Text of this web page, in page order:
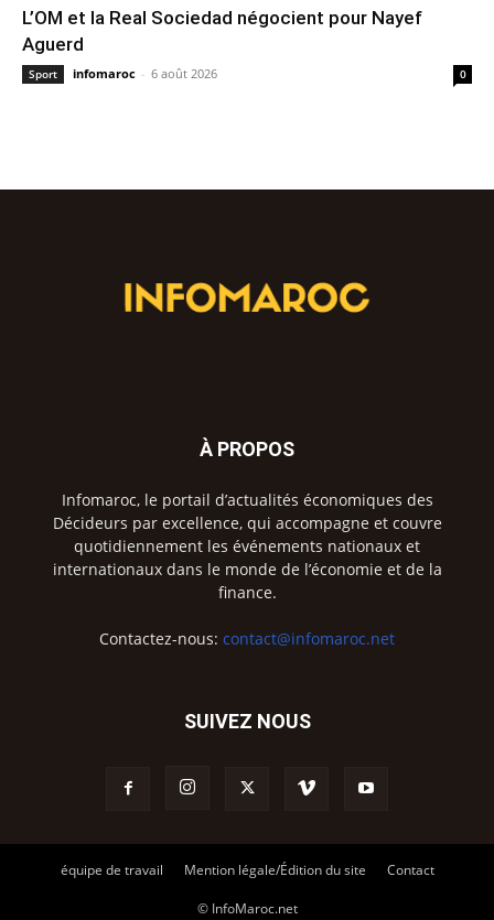
L’OM et la Real Sociedad négocient pour Nayef
Aguerd
Sport infomaroc - 6 août 2026 0
À PROPOS
Infomaroc, le portail d’actualités économiques des
Décideurs par excellence, qui accompagne et couvre
quotidiennement les événements nationaux et
internationaux dans le monde de l’économie et de la
finance.
Contactez-nous: contact@infomaroc.net
SUIVEZ NOUS
équipe de travail Mention légale/Édition du site Contact
© InfoMaroc.net